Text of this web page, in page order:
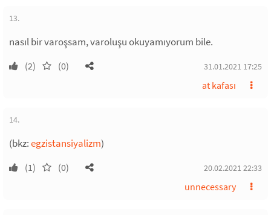
13.
nasıl bir varoşsam, varoluşu okuyamıyorum bile.
(2) (0) 31.01.2021 17:25
at kafası
14.
(bkz:egzistansiyalizm)
(1) (0) 20.02.2021 22:33
unnecessary